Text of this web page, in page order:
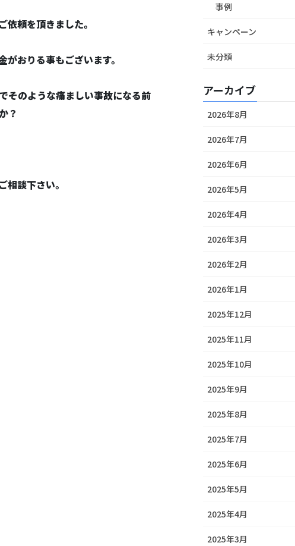
頼を頂きました。
おりる事もございます。
そのような痛ましい事故になる前
？
談下さい。
事例
キャンペーン
未分類
アーカイブ
2026年8月
2026年7月
2026年6月
2026年5月
2026年4月
2026年3月
2026年2月
2026年1月
2025年12月
2025年11月
2025年10月
2025年9月
2025年8月
2025年7月
2025年6月
2025年5月
2025年4月
2025年3月